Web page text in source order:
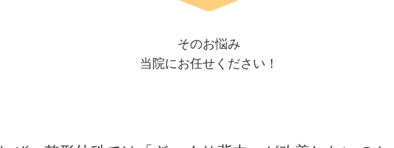
そのお悩み
当院にお任せください！